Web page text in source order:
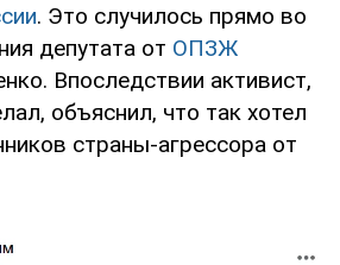
. Это случилось прямо во
депутата от ОПЗЖ
Впоследствии активист,
объяснил, что так хотел
страны-агрессора от